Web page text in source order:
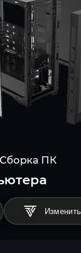
Сборка ПК